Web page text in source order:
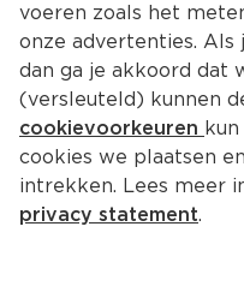
Onbrina
DOC
voeren zoals het
onze advertenties. Als
dan ga je akkoord dat
(versleuteld) kunnen
cookievoorkeuren
cookies we plaatsen
intrekken. Lees meer
privacy statement.